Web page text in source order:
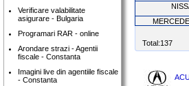
Verificare valabilitate
asigurare - Bulgaria
Programari RAR - online
Arondare strazi - Agentii
fiscale - Constanta
Imagini live din agentiile fiscale
- Constanta
Total:137